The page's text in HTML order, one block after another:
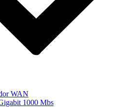
WAN
1000 Mbs